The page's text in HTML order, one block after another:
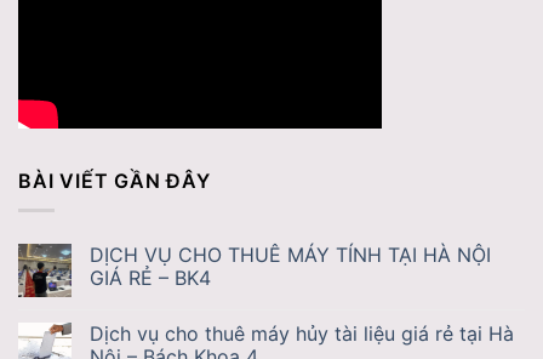
BÀI VIẾT GẦN ĐÂY
DỊCH VỤ CHO THUÊ MÁY TÍNH TẠI HÀ NỘI
GIÁ RẺ – BK4
Dịch vụ cho thuê máy hủy tài liệu giá rẻ tại Hà